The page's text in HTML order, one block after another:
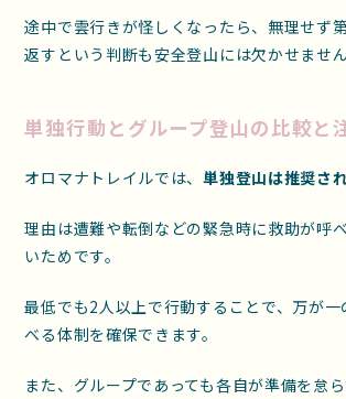
途中で雲行きが怪しくなったら、無理せず
返すという判断も安全登山には欠かせません
単独行動とグループ登山の比較と
オロマナトレイルでは、単独登山は推奨さ
理由は遭難や転倒などの緊急時に救助が呼
いためです。
最低でも2人以上で行動することで、万が
べる体制を確保できます。
また、グループであっても各自が準備を怠